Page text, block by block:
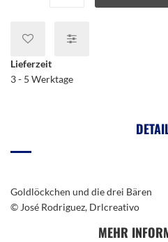
Lieferzeit
3 - 5 Werktage
Goldlöckchen und die drei Bären
© José Rodriguez, Drlcreativo
MEHR